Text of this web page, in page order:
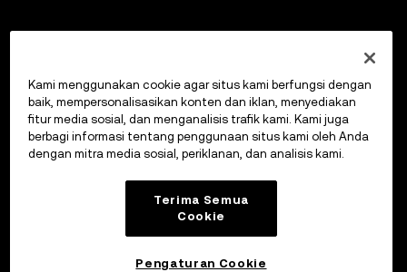
Kami menggunakan cookie agar situs kami berfungsi dengan
baik, mempersonalisasikan konten dan iklan, menyediakan
fitur media sosial, dan menganalisis trafik kami. Kami juga
berbagi informasi tentang penggunaan situs kami oleh Anda
dengan mitra media sosial, periklanan, dan analisis kami.
Terima Semua
Cookie
Pengaturan Cookie